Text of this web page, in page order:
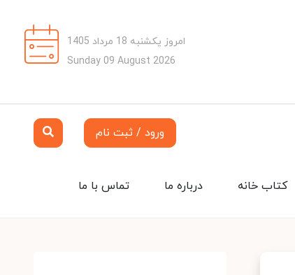
امروز یکشنبه 18 مرداد 1405
Sunday 09 August 2026
ورود / ثبت نام
تماس با ما درباره ما کتاب خانه